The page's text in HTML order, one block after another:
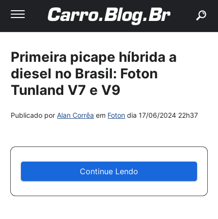
Primeira picape híbrida a
diesel no Brasil: Foton
Tunland V7 e V9
Publicado porAlan Corrêa em Foton dia17/06/2024 22h37
Continue Lendo